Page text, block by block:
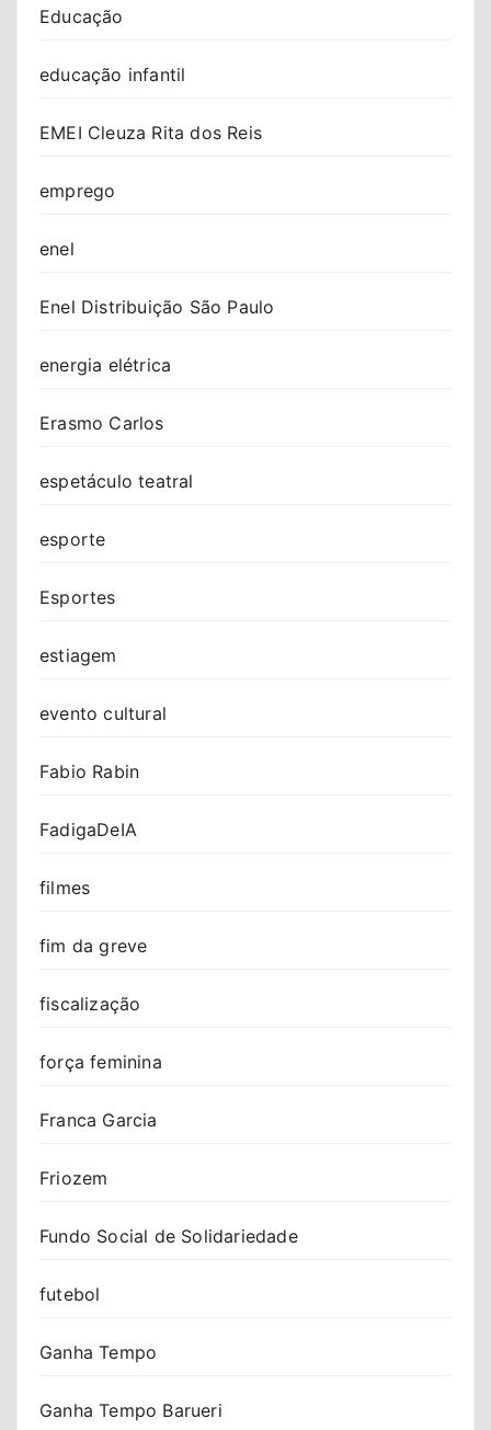
Educação
educação infantil
EMEI Cleuza Rita dos Reis
emprego
enel
Enel Distribuição São Paulo
energia elétrica
Erasmo Carlos
espetáculo teatral
esporte
Esportes
estiagem
evento cultural
Fabio Rabin
FadigaDeIA
filmes
fim da greve
fiscalização
força feminina
Franca Garcia
Friozem
Fundo Social de Solidariedade
futebol
Ganha Tempo
Ganha Tempo Barueri